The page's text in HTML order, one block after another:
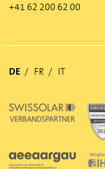
+41 62 200 62 00
DE FR IT